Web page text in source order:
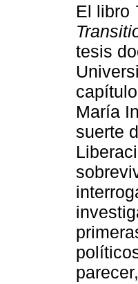
El libro
tesis
María
suerte